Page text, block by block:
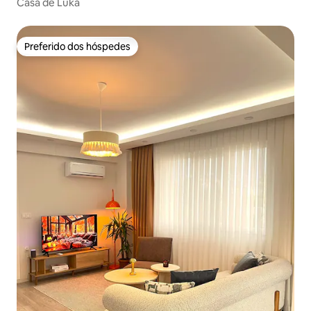
Casa de Luka
Preferido dos hóspedes
Preferido dos hóspedes